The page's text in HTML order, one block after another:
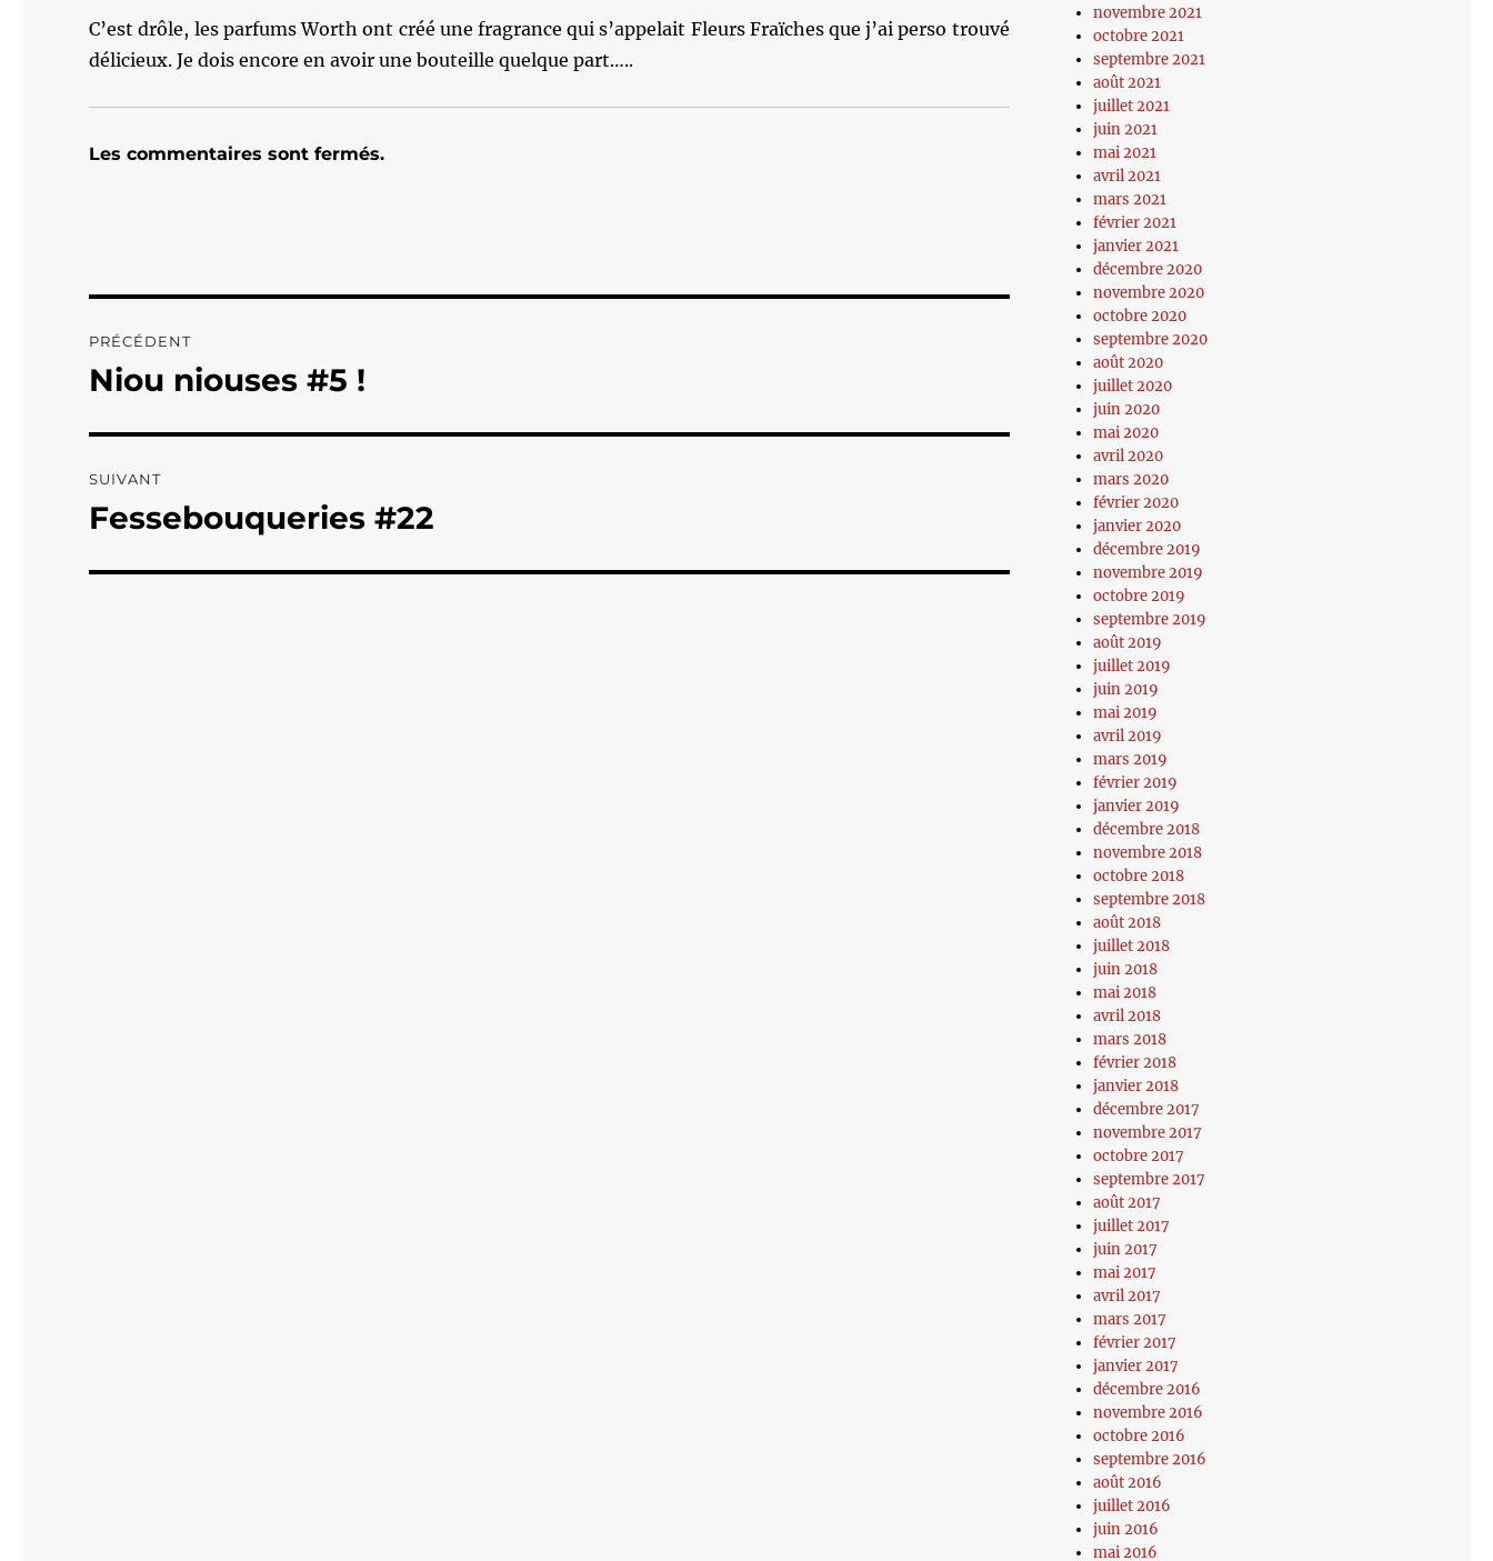
C’est drôle, les parfums Worth ont créé une fragrance qui s’appelait Fleurs Fraïches que j’ai perso trouvé
délicieux. Je dois encore en avoir une bouteille quelque part…..
Les commentaires sont fermés.
de
PRÉCÉDENT
Publication
Niou niouses #5 !
SUIVANT
Publication
Fessebouqueries #22
novembre 2021
octobre 2021
septembre 2021
août 2021
juillet 2021
juin 2021
mai 2021
avril 2021
mars 2021
février 2021
janvier 2021
décembre 2020
novembre 2020
octobre 2020
septembre 2020
août 2020
juillet 2020
juin 2020
mai 2020
avril 2020
mars 2020
février 2020
janvier 2020
décembre 2019
novembre 2019
octobre 2019
septembre 2019
août 2019
juillet 2019
juin 2019
mai 2019
avril 2019
mars 2019
février 2019
janvier 2019
décembre 2018
novembre 2018
octobre 2018
septembre 2018
août 2018
juillet 2018
juin 2018
mai 2018
avril 2018
mars 2018
février 2018
janvier 2018
décembre 2017
novembre 2017
octobre 2017
septembre 2017
août 2017
juillet 2017
juin 2017
mai 2017
avril 2017
mars 2017
février 2017
janvier 2017
décembre 2016
novembre 2016
octobre 2016
septembre 2016
août 2016
juillet 2016
juin 2016
mai 2016